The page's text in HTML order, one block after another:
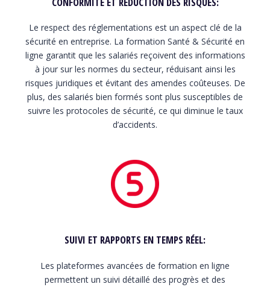
Le respect des réglementations est un aspect clé de la
sécurité en entreprise. La formation Santé & Sécurité en
ligne garantit que les salariés reçoivent des informations
à jour sur les normes du secteur, réduisant ainsi les
risques juridiques et évitant des amendes coûteuses. De
plus, des salariés bien formés sont plus susceptibles de
suivre les protocoles de sécurité, ce qui diminue le taux
d’accidents.
SUIVI ET RAPPORTS EN TEMPS RÉEL:
Les plateformes avancées de formation en ligne
permettent un suivi détaillé des progrès et des